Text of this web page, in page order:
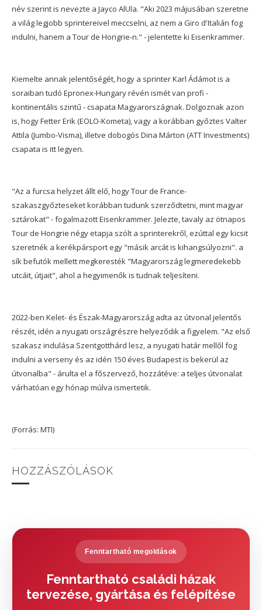
név szerint is nevezte a Jayco AlUla. "Aki 2023 májusában szeretne
a világ legjobb sprintereivel meccselni, az nem a Giro d'Italián fog
indulni, hanem a Tour de Hongrie-n." - jelentette ki Eisenkrammer.
Kiemelte annak jelentőségét, hogy a sprinter Karl Ádámot is a
soraiban tudó Epronex-Hungary révén ismét van profi -
kontinentális szintű - csapata Magyarországnak. Dolgoznak azon
is, hogy Fetter Erik (EOLO-Kometa), vagy a korábban győztes Valter
Attila (Jumbo-Visma), illetve dobogós Dina Márton (ATT Investments)
csapata is itt legyen.
"Az a furcsa helyzet állt elő, hogy Tour de France-
szakaszgyőzteseket korábban tudunk szerződtetni, mint magyar
sztárokat" - fogalmazott Eisenkrammer. Jelezte, tavaly az ötnapos
Tour de Hongrie négy etapja szólt a sprinterekről, ezúttal egy kicsit
szeretnék a kerékpársport egy "másik arcát is kihangsúlyozni". a
sík befutók mellett megkeresték "Magyarország legmeredekebb
utcáit, útjait", ahol a hegyimenők is tudnak teljesíteni.
2022-ben Kelet- és Észak-Magyarország adta az útvonal jelentős
részét, idén a nyugati országrészre helyeződik a figyelem. "Az első
szakasz indulása Szentgotthárd lesz, a nyugati határ mellől fog
indulni a verseny és az idén 150 éves Budapest is bekerül az
útvonalba" - árulta el a főszervező, hozzátéve: a teljes útvonalat
várhatóan egy hónap múlva ismertetik.
(Forrás: MTI)
HOZZÁSZÓLÁSOK
Fenntartható megoldások
Fenntartható családi házak
tervezése, gyártása és felépítése